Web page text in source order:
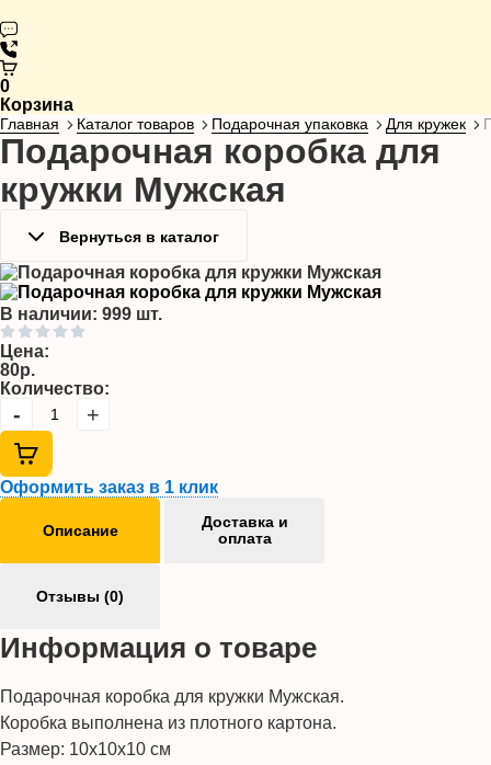
0
Корзина
Главная Каталог товаров Подарочная упаковка Для кружек
Подарочная коробка для
кружки Мужская
Вернуться в каталог
В наличии: 999 шт.
Цена:
80р.
Количество:
- +
Оформить заказ в 1 клик
Описание
Доставка и
оплата
Отзывы (0)
Информация о товаре
Подарочная коробка для кружки Мужская.
Коробка выполнена из плотного картона.
Размер: 10x10x10 см